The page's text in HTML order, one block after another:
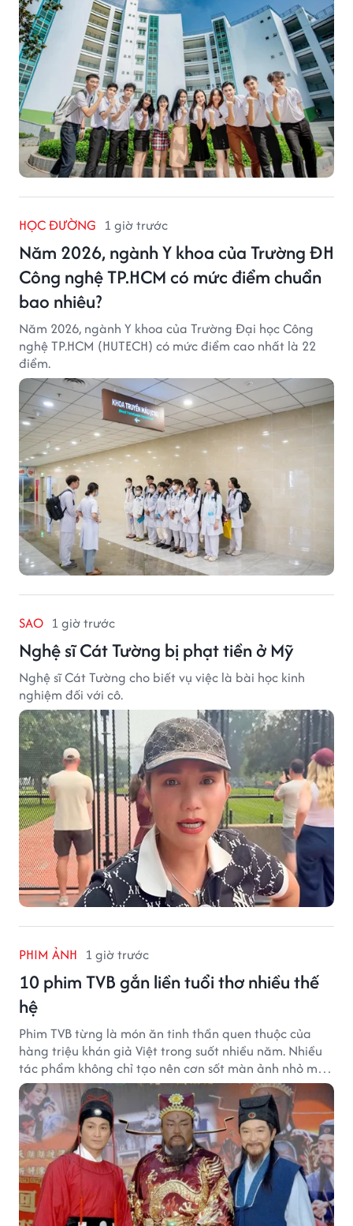
HỌC ĐƯỜNG 1 giờ trước
Năm 2026, ngành Y khoa của Trường ĐH
Công nghệ TP.HCM có mức điểm chuẩn
bao nhiêu?
Năm 2026, ngành Y khoa của Trường Đại học Công
nghệ TP.HCM (HUTECH) có mức điểm cao nhất là 22
điểm.
SAO 1 giờ trước
Nghệ sĩ Cát Tường bị phạt tiền ở Mỹ
Nghệ sĩ Cát Tường cho biết vụ việc là bài học kinh
nghiệm đối với cô.
PHIM ẢNH 1 giờ trước
10 phim TVB gắn liền tuổi thơ nhiều thế
hệ
Phim TVB từng là món ăn tinh thần quen thuộc của
hàng triệu khán giả Việt trong suốt nhiều năm. Nhiều
tác phẩm không chỉ tạo nên cơn sốt màn ảnh nhỏ mà
còn trở thành ký ức khó quên của cả một thế hệ.